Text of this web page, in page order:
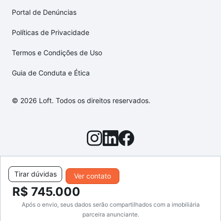
Ver contato
Tirar dúvidas
R$ 745.000
Após o envio, seus dados serão compartilhados com a imobiliária
parceira anunciante.
Portal de Denúncias
Políticas de Privacidade
Termos e Condições de Uso
Guia de Conduta e Ética
© 2026 Loft. Todos os direitos reservados.